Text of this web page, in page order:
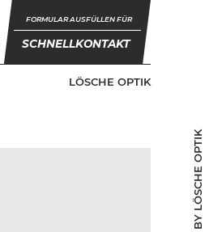
FORMULAR AUSFÜLLEN FÜR
SCHNELLKONTAKT
LÖSCHE OPTIK
BY LÖSCHE OPTIK